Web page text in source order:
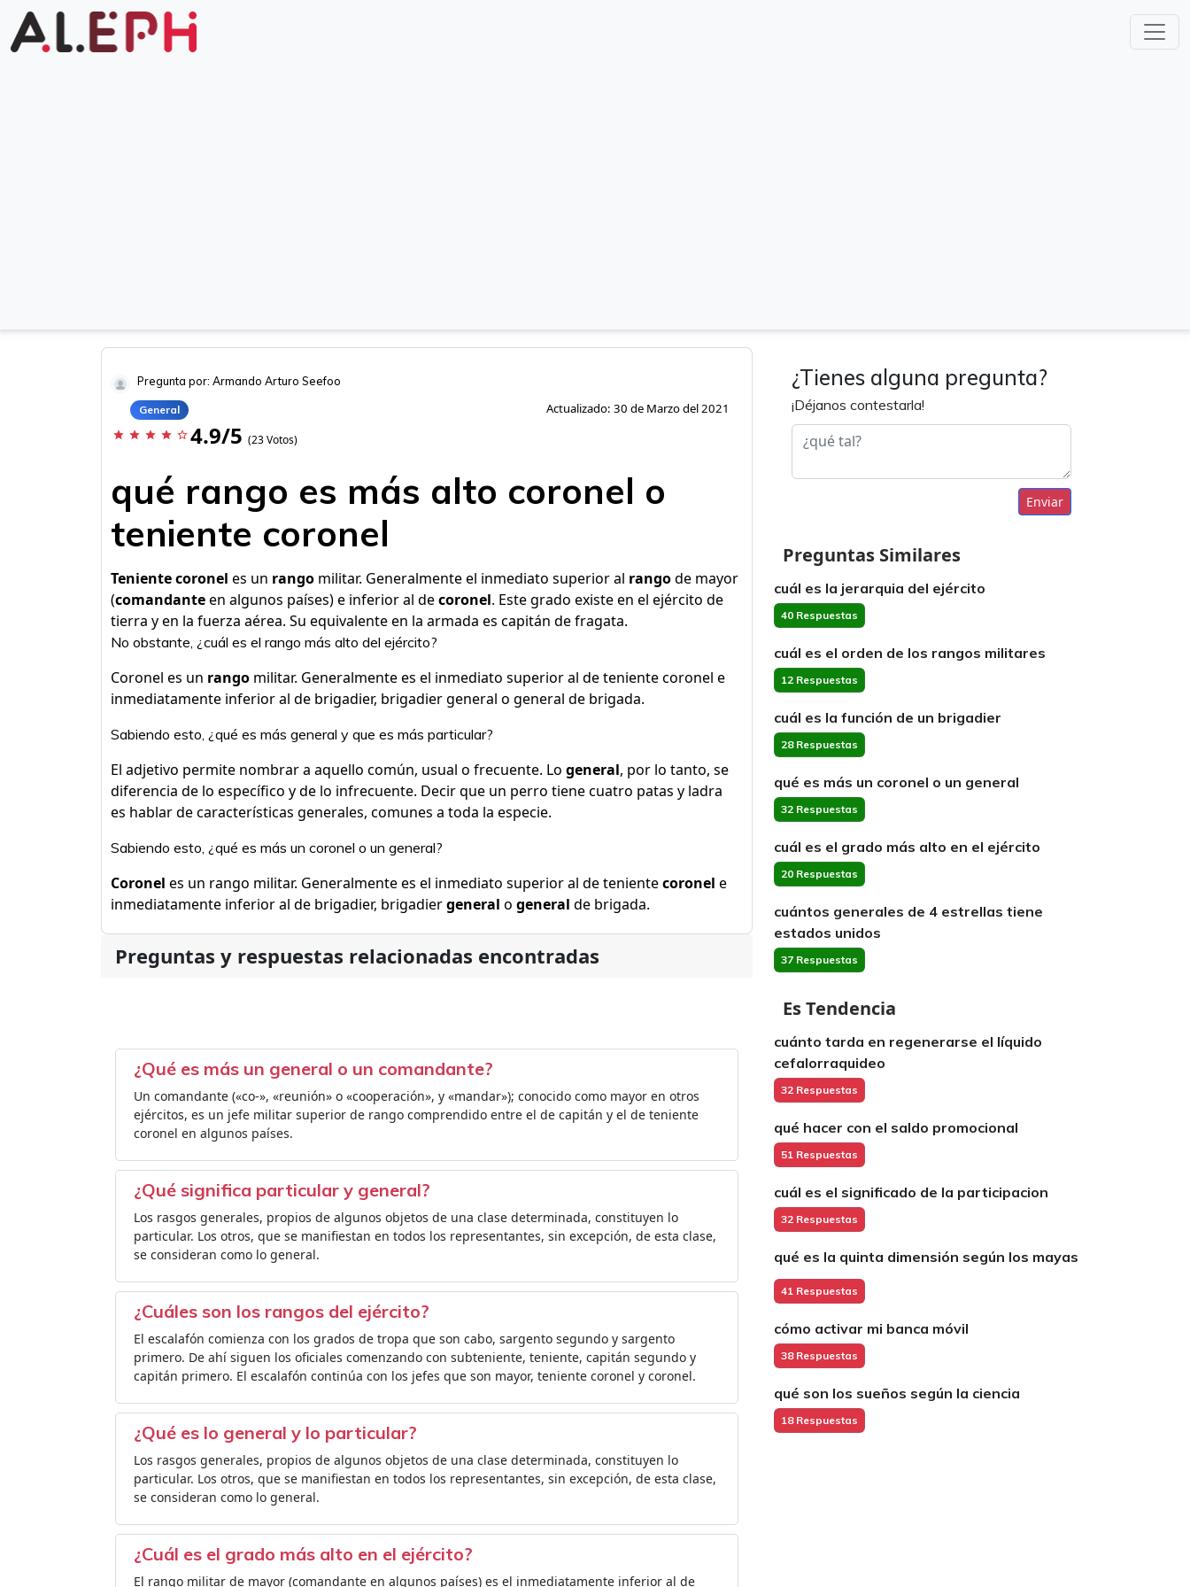
Pregunta por: Armando Arturo Seefoo
General Actualizado: 30 de Marzo del 2021
star star star star star_border 4.9/5 (23 Votos)
qué rango es más alto coronel o
teniente coronel
Teniente coronel es un rango militar. Generalmente el inmediato superior al rangode mayor
(comandanteen algunos países) e inferior al decoronel. Este grado existe en el ejército de
tierra y en la fuerza aérea. Su equivalente en la armada es capitán de fragata.
No obstante, ¿cuál es el rango más alto del ejército?
Coronel es un rango militar. Generalmente es el inmediato superior al de teniente coronel e
inmediatamente inferior al de brigadier, brigadier general o general de brigada.
Sabiendo esto, ¿qué es más general y que es más particular?
El adjetivo permite nombrar a aquello común, usual o frecuente. Lo general, por lo tanto, se
diferencia de lo específico y de lo infrecuente. Decir que un perro tiene cuatro patas y ladra
es hablar de características generales, comunes a toda la especie.
Sabiendo esto, ¿qué es más un coronel o un general?
Coronel es un rango militar. Generalmente es el inmediato superior al de tenientecoronel e
inmediatamente inferior al de brigadier, brigadiergeneral o general de brigada.
Preguntas y respuestas relacionadas encontradas
¿Qué es más un general o un comandante?
Un comandante («co-», «reunión» o «cooperación», y «mandar»); conocido como mayor en otros
ejércitos, es un jefe militar superior de rango comprendido entre el de capitán y el de teniente
coronel en algunos países.
¿Qué significa particular y general?
Los rasgos generales, propios de algunos objetos de una clase determinada, constituyen lo
particular. Los otros, que se manifiestan en todos los representantes, sin excepción, de esta clase,
se consideran como lo general.
¿Cuáles son los rangos del ejército?
El escalafón comienza con los grados de tropa que son cabo, sargento segundo y sargento
primero. De ahí siguen los oficiales comenzando con subteniente, teniente, capitán segundo y
capitán primero. El escalafón continúa con los jefes que son mayor, teniente coronel y coronel.
¿Qué es lo general y lo particular?
Los rasgos generales, propios de algunos objetos de una clase determinada, constituyen lo
particular. Los otros, que se manifiestan en todos los representantes, sin excepción, de esta clase,
se consideran como lo general.
¿Cuál es el grado más alto en el ejército?
El rango militar de mayor (comandante en algunos países) es el inmediatamente inferior al de
¿Tienes alguna pregunta?
¡Déjanos contestarla!
Enviar
Preguntas Similares
cuál es la jerarquia del ejército
40 Respuestas
cuál es el orden de los rangos militares
12 Respuestas
cuál es la función de un brigadier
28 Respuestas
qué es más un coronel o un general
32 Respuestas
cuál es el grado más alto en el ejército
20 Respuestas
cuántos generales de 4 estrellas tiene
estados unidos
37 Respuestas
Es Tendencia
cuánto tarda en regenerarse el líquido
cefalorraquideo
32 Respuestas
qué hacer con el saldo promocional
51 Respuestas
cuál es el significado de la participacion
32 Respuestas
qué es la quinta dimensión según los mayas
41 Respuestas
cómo activar mi banca móvil
38 Respuestas
qué son los sueños según la ciencia
18 Respuestas